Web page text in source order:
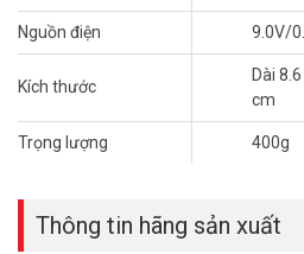
Bảo Vệ Riêng Tư Của Bạn Từ Lúc
nhất định không bị ghi lại, do đó bạn
việc những khoảnh khắc cá nhân bị rò rỉ.
Lựa Chọn Lưu Trữ Linh Hoạt
Lưu video đã ghi trên thẻ nhớ
dụng Tapo Care‡ dịch vụ lưu trữ đám
Nguồn điện 9.0V/
Kích thước
Dài
cm
Trọng lượng 400g
Thông tin hãng sản xuất